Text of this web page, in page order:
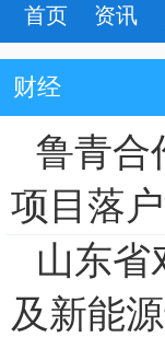
首页 资讯
财经
鲁青合
项目落
山东省
及新能